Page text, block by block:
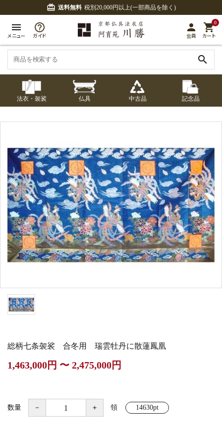
card_giftcard 送料無料 税別20,000円以上(一部商品を除く)
menu
メニュー ガイド
person
会員
0
shopping_cart
カート
search
七条袈裟
五条袈裟
色衣・裳附
黒衣・直綴
法衣・袈裟
五条袈裟 色衣・裳附
黒衣・直綴 布袍・間衣
白衣・色服 襦袢・裾除け
白帯・足袋 草履・はきもの
コート・雨具
記念品
経本入・念珠入・式
中啓・扇子 収納
記念品・おつかいも
の
書籍
仏具
卓類・常香盤・礼盤 天蓋・瓔珞・吊金具
灯明具・灯明準備用
品
金香炉・花瓶・火立
土香炉・香炉台・香
盒
仏器・供笥・供物
きん・きん台・鳴物 ご法要用品・箱類
欄間・障子・襖・翠
簾
中古品
総柄七条袈裟 合冬用 瑞雲牡丹に散蓮鳳凰
1,463,000円 〜 2,475,000円
数量 － ＋ 領 14630pt